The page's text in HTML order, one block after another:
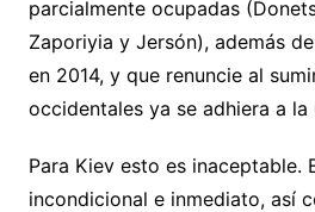
parcialmente ocupadas
Zaporiyia y Jersón), además
en 2014, y que renuncie al
occidentales ya se adhiera a la
Para Kiev esto es inaceptable.
incondicional e inmediato, así